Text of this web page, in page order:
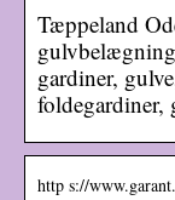
Tæppeland
gardiner,
http s://